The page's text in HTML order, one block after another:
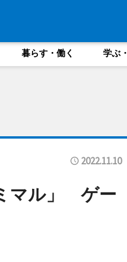
暮らす・働く 学ぶ
2022.11.10
マル」 ゲー